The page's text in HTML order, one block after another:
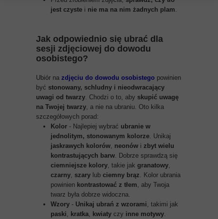
jest czyste i nie ma na nim żadnych plam.
Jak odpowiednio się ubrać dla
sesji zdjęciowej do dowodu
osobistego?
Ubiór na zdjęciu do dowodu osobistego powinien
być stonowany, schludny i nieodwracający
uwagi od twarzy. Chodzi o to, aby skupić uwagę
na Twojej twarzy, a nie na ubraniu. Oto kilka
szczegółowych porad:
Kolor - Najlepiej wybrać ubranie w
jednolitym, stonowanym kolorze. Unikaj
jaskrawych kolorów, neonów i zbyt wielu
kontrastujących barw. Dobrze sprawdzą się
ciemniejsze kolory, takie jak granatowy,
czarny, szary lub ciemny brąz. Kolor ubrania
powinien kontrastować z tłem, aby Twoja
twarz była dobrze widoczna.
Wzory - Unikaj ubrań z wzorami, takimi jak
paski, kratka, kwiaty czy inne motywy.